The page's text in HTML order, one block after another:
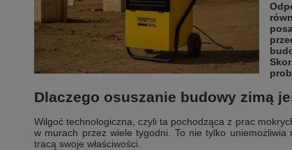
Dlaczego osuszanie budowy zimą
Wilgoć technologiczna, czyli ta pochodząca z prac
w murach przez wiele tygodni. To nie tylko uniemożliwia
tracą swoje właściwości.